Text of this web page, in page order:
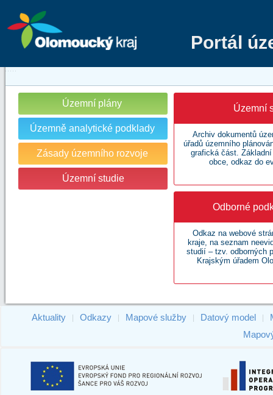
Portál
Územní plány
Územně analytické podklady
Zásady územního rozvoje
Územní studie
Územní
Archiv dokumentů
úřadů územního
grafická část.
obce, odkaz do
Odborné
Odkaz na webové
kraje, na seznam
studií – tzv. odborných
Krajským úřadem
Aktuality Odkazy Mapové služby Datový model